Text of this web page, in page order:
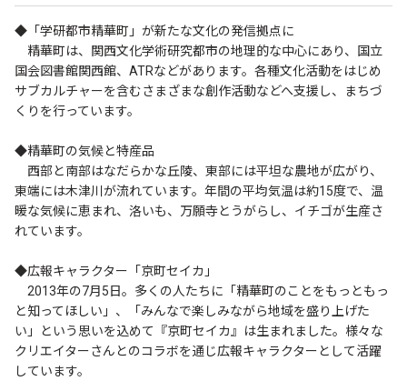
◆「学研都市精華町」が新たな文化の発信拠点に
精華町は、関西文化学術研究都市の地理的な中心にあり、国立
国会図書館関西館、ATRなどがあります。各種文化活動をはじめ
サブカルチャーを含むさまざまな創作活動などへ支援し、まちづ
くりを行っています。
◆精華町の気候と特産品
西部と南部はなだらかな丘陵、東部には平坦な農地が広がり、
東端には木津川が流れています。年間の平均気温は約15度で、温
暖な気候に恵まれ、洛いも、万願寺とうがらし、イチゴが生産さ
れています。
◆広報キャラクター「京町セイカ」
2013年の7月5日。多くの人たちに「精華町のことをもっともっ
と知ってほしい」、「みんなで楽しみながら地域を盛り上げた
い」という思いを込めて『京町セイカ』は生まれました。様々な
クリエイターさんとのコラボを通じ広報キャラクターとして活躍
しています。